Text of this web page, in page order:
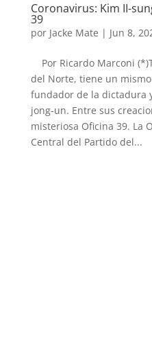
Coronavirus: Kim II-
39
por Jacke Mate | Jun 8,
Por Ricardo Marconi
del Norte, tiene un
fundador de la dictadura
jong-un. Entre sus
misteriosa Oficina 39. La
Central del Partido del...